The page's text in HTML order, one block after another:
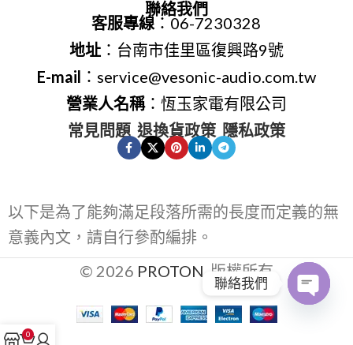
聯絡我們
客服專線：06-7230328
地址：台南市佳里區復興路9號
E-mail ：service@vesonic-audio.com.tw
營業人名稱：恆玉家電有限公司
常見問題 退換貨政策 隱私政策
以下是為了能夠滿足段落所需的長度而定義的無
意義內文，請自行參酌編排。
© 2026 PROTON . 版權所有
0
聯絡我們